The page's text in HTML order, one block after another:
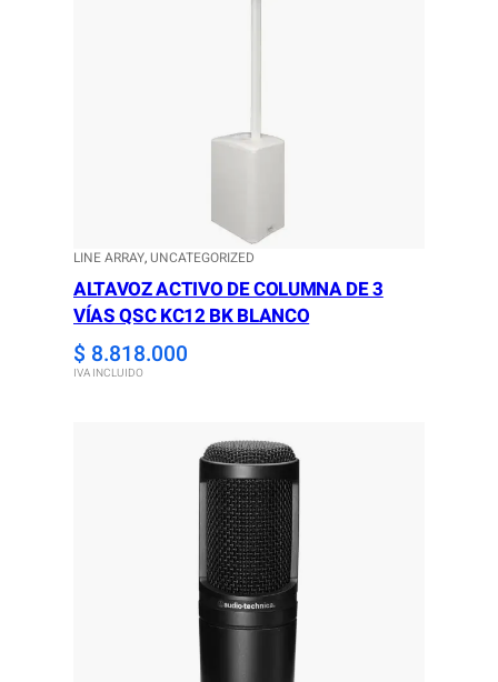
LINE ARRAY, UNCATEGORIZED
ALTAVOZ ACTIVO DE COLUMNA DE 3
VÍAS QSC KC12 BK BLANCO
$ 8.818.000
IVA INCLUIDO